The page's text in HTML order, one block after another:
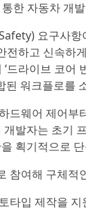
한 자동차 개
요구사
하고 신속하
라이브 코어
된 워크플로를
드웨어 제어부
발자는 초기
획기적으로
참여해 구체적
타입 제작을 지